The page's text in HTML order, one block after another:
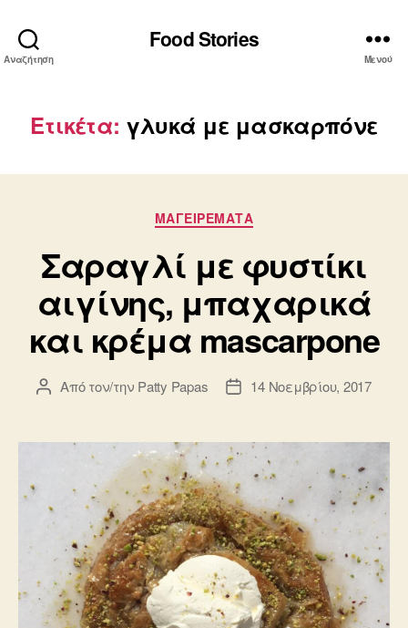
Αναζήτηση
Food Stories
Μενού
Ετικέτα: γλυκά με μασκαρπόνε
Κατηγορίες
ΜΑΓΕΙΡΕΜΑΤΑ
Σαραγλί με φυστίκι
αιγίνης, μπαχαρικά
και κρέμα mascarpone
Συντάκτης
Από τον/την Patty Papas
Ημ.14 Νοεμβρίου, 2017